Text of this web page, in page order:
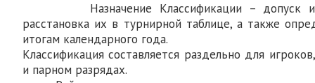
Назначение Классификации – допуск
расстановка их в турнирной таблице, а также
итогам календарного года.
Классификация составляется раздельно для
и парном разрядах.